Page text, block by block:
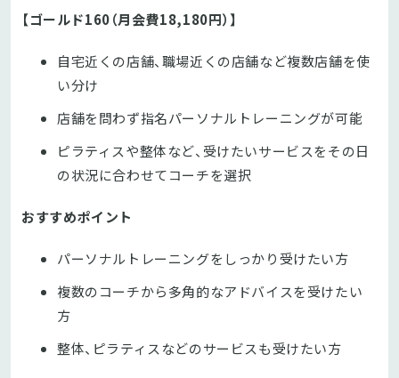
【ゴールド160（月会費18,180円）】
自宅近くの店舗、職場近くの店舗など複数店舗を使
い分け
店舗を問わず指名パーソナルトレーニングが可能
ピラティスや整体など、受けたいサービスをその日
の状況に合わせてコーチを選択
おすすめポイント
パーソナルトレーニングをしっかり受けたい方
複数のコーチから多角的なアドバイスを受けたい
方
整体、ピラティスなどのサービスも受けたい方